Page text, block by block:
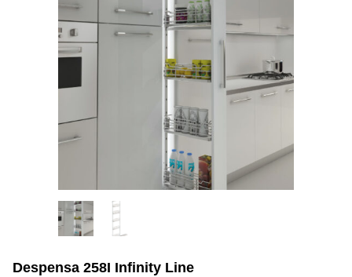
Despensa 258I Infinity Line